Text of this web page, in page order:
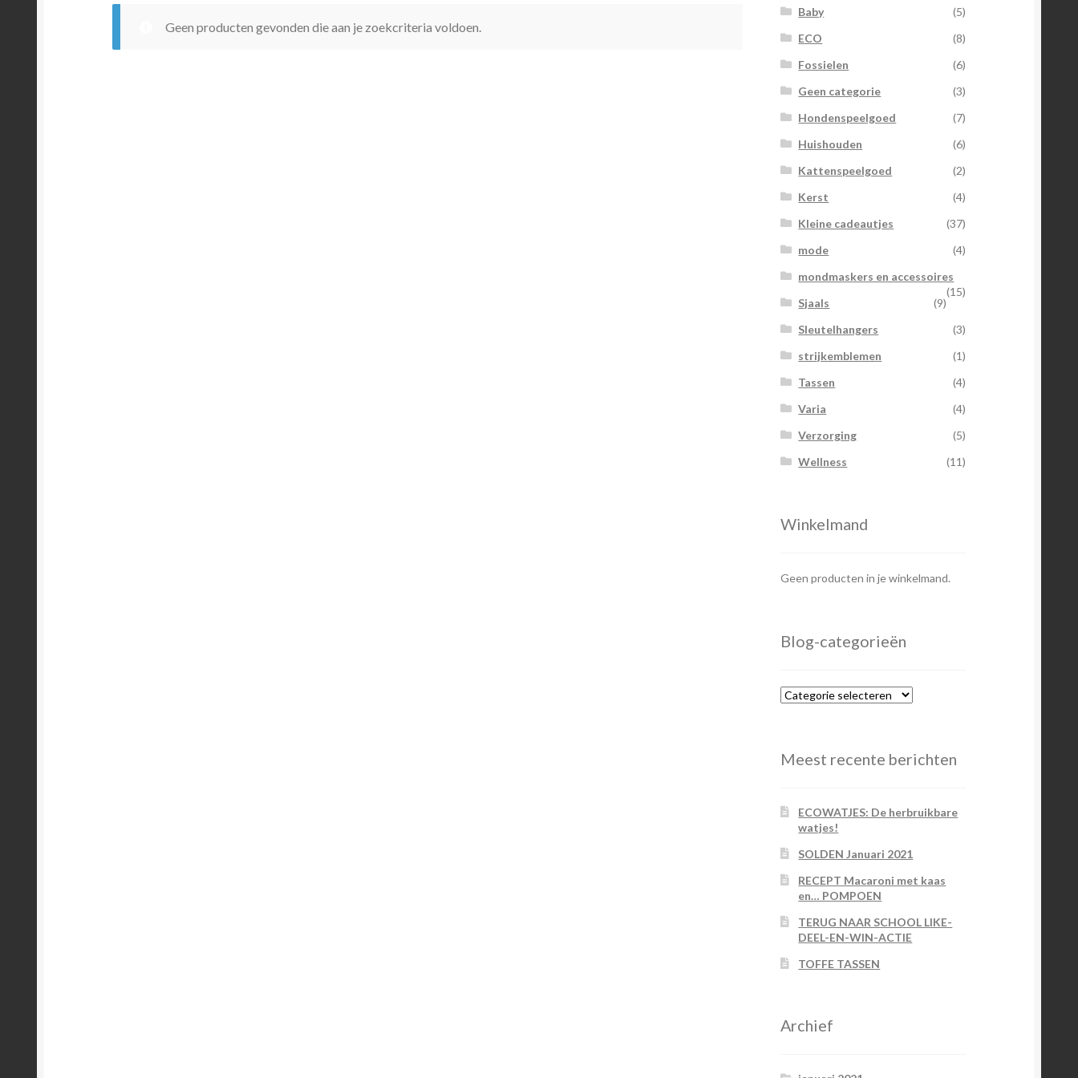
Geen producten gevonden die aan je zoekcriteria voldoen.
Baby
(5)
ECO
(8)
Fossielen
(6)
Geen categorie
(3)
Hondenspeelgoed
(7)
Huishouden
(6)
Kattenspeelgoed
(2)
Kerst
(4)
Kleine cadeautjes
(37)
mode
(4)
mondmaskers en accessoires
(15)
Sjaals
(9)
Sleutelhangers
(3)
strijkemblemen
(1)
Tassen
(4)
Varia
(4)
Verzorging
(5)
Wellness
(11)
Winkelmand
Geen producten in je winkelmand.
Blog-categorieën
Blog-
Meest recente berichten
ECOWATJES: De herbruikbare
watjes!
SOLDEN Januari 2021
RECEPT Macaroni met kaas
en… POMPOEN
TERUG NAAR SCHOOL LIKE-
DEEL-EN-WIN-ACTIE
TOFFE TASSEN
Archief